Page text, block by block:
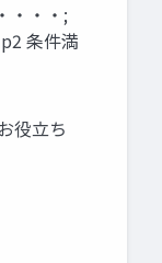
・・・;
条件満
役立ち